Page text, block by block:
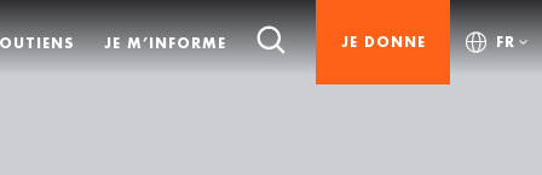
JE M’INFORME JE DONNE FR